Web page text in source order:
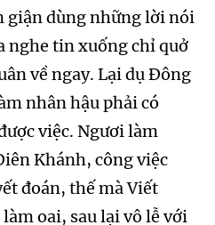
giận dùng những lời nói
nghe tin xuống chỉ quở
về ngay. Lại dụ Đông
nhân hậu phải có
việc. Ngươi làm
Khánh, công việc
đoán, thế mà Viết
oai, sau lại vô lễ với